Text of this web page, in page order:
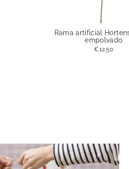
Rama artificial
empolvado
€12.50